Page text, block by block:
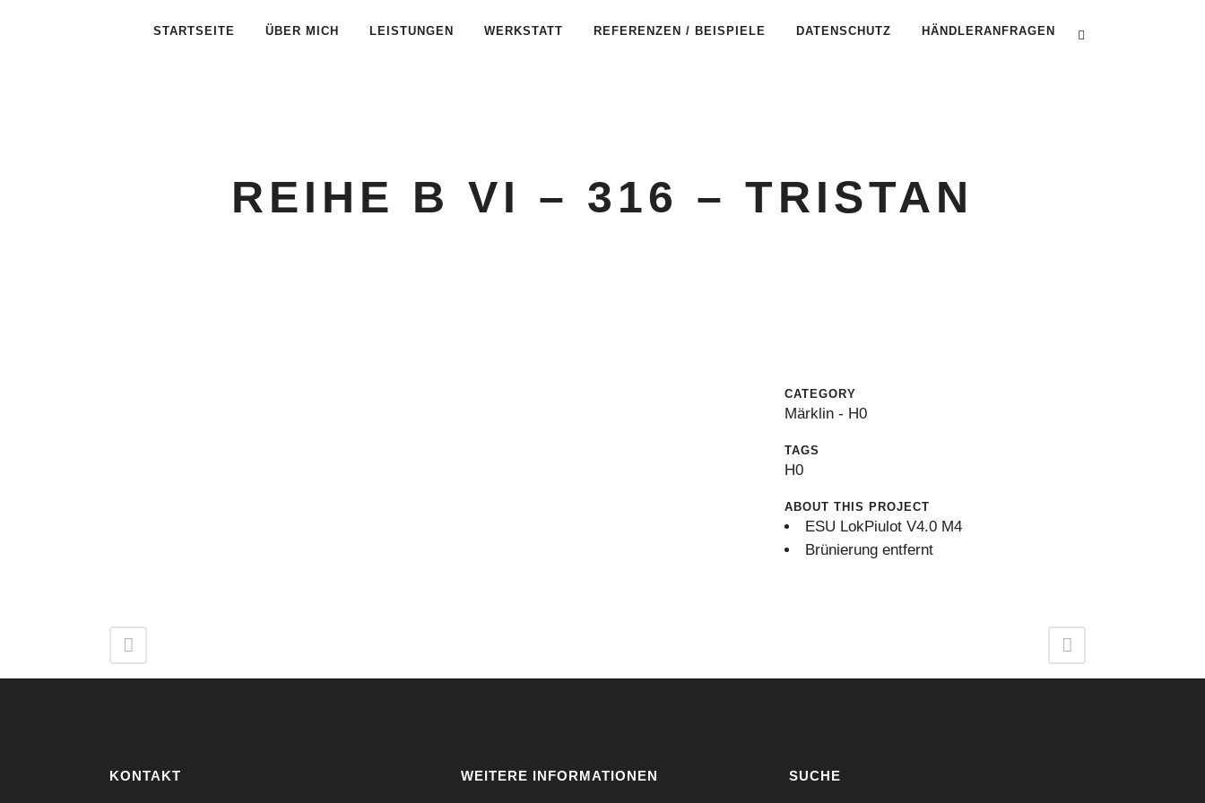
STARTSEITE ÜBER MICH LEISTUNGEN WERKSTATT REFERENZEN / BEISPIELE DATENSCHUTZ HÄNDLERANFRAGEN
REIHE B VI – 316 – TRISTAN
CATEGORY
Märklin - H0
TAGS
H0
ABOUT THIS PROJECT
ESU LokPiulot V4.0 M4
Brünierung entfernt
KONTAKT WEITERE INFORMATIONEN SUCHE